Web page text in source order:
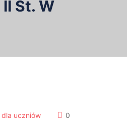
narzędzi
St. W
dla uczniów 0